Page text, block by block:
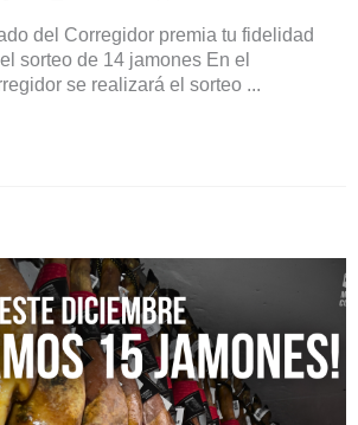
del Corregidor premia tu fidelidad
sorteo de 14 jamones En el
se realizará el sorteo ...